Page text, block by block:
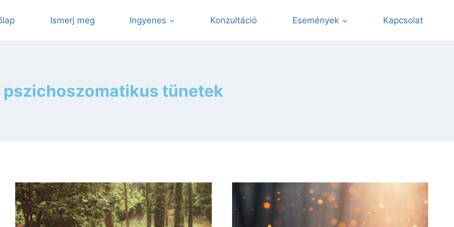
Ismerj meg Ingyenes Konzultáció Események Kapcsolat
pszichoszomatikus tünetek